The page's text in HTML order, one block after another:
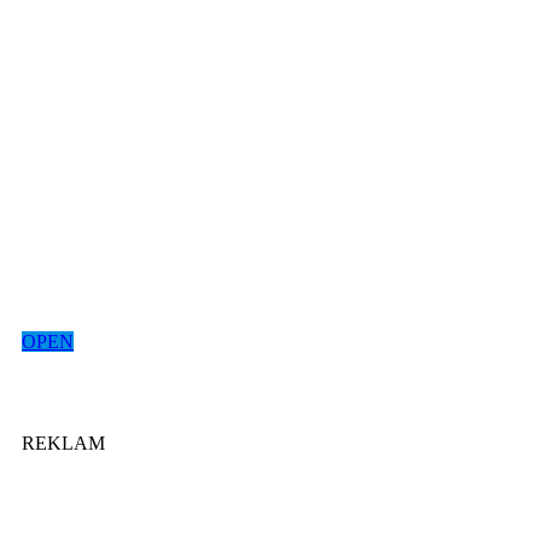
OPEN
REKLAM